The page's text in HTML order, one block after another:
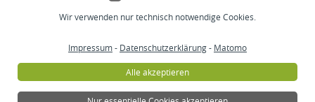
Wir verwenden nur technisch notwendige Cookies.
Impressum- Datenschutzerklärung- Matomo
Alle akzeptieren